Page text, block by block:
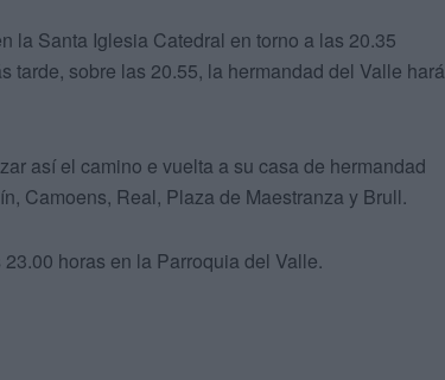
la Santa Iglesia Catedral en torno a las 20.35
tarde, sobre las 20.55, la hermandad del Valle hará
así el camino e vuelta a su casa de hermandad
Camoens, Real, Plaza de Maestranza y Brull.
horas en la Parroquia del Valle.